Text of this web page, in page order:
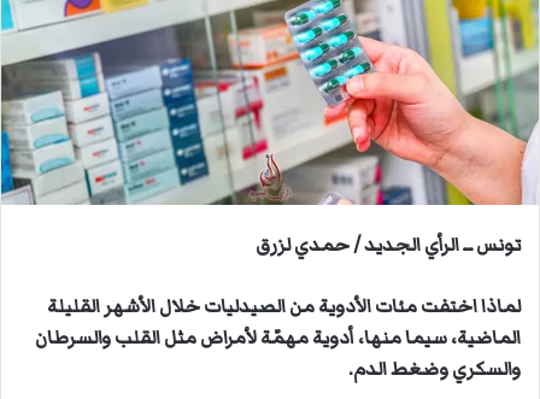
د
ا
إ
ك
ت
ا
تونس ــ الرأي الجديد / حمدي لزرق
لماذا اختفت مئات الأدوية من الصيدليات خلال الأشهر القليلة
الماضية، سيما منها، أدوية مهمّة لأمراض مثل القلب والسرطان
والسكري وضغط الدم.